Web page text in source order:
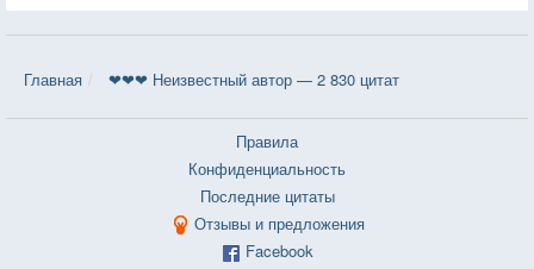
Главная ❤❤❤ Неизвестный автор — 2 830 цитат
Правила
Конфиденциальность
Последние цитаты
Отзывы и предложения
Facebook